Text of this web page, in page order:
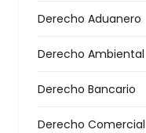
Derecho Aduanero
Derecho Ambiental
Derecho Bancario
Derecho Comercial